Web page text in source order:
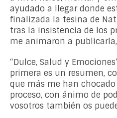
ayudado a llegar donde
finalizada la tesina de
tras la insistencia de los
me animaron a
“Dulce, Salud y
primera es un resumen,
que más me han
proceso, con ánimo de
vosotros también os